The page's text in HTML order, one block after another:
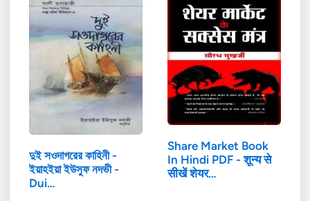
দুই সওদাগরের কাহিনী -
ইয়াহ‌ইয়া ইউসুফ নদভী -
Dui…
Share Market Book
In Hindi PDF - शून्य से
सीखें शेयर…